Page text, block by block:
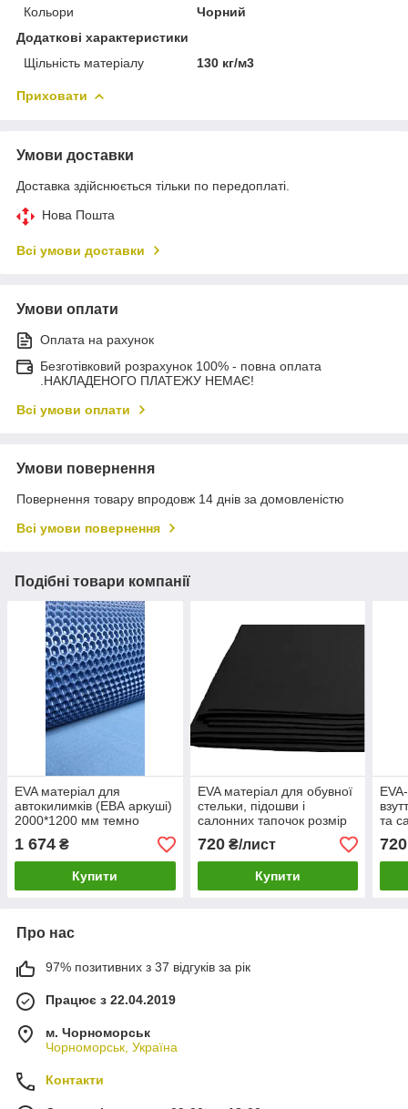
Кольори
Чорний
Додаткові характеристики
Щільність матеріалу
130 кг/м3
Приховати
Умови доставки
Доставка здійснюється тільки по передоплаті.
Нова Пошта
Всі умови доставки
Умови оплати
Оплата на рахунок
Безготівковий розрахунок 100% - повна оплата
.НАКЛАДЕНОГО ПЛАТЕЖУ НЕМАЄ!
Всі умови оплати
Умови повернення
Повернення товару впродовж 14 днів за домовленістю
Всі умови повернення
Подібні товари компанії
EVA матеріал для
автокилимків (ЕВА аркуші)
2000*1200 мм темно
-синій сота
1 674 ₴
Купити
EVA матеріал для обувної
стельки, підошви і
салонних тапочок розмір
2000*1200*4 мм з
тисненням
720₴/лист
Купити
та
720
Про нас
97% позитивних з 37 відгуків за рік
Працює з 22.04.2019
м. Чорноморськ
Чорноморськ, Україна
Контакти